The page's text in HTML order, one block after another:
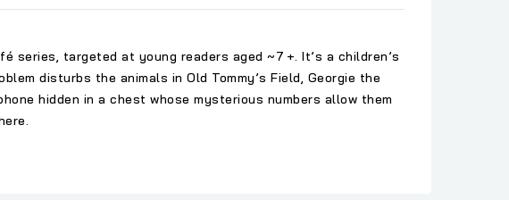
series, targeted at young readers aged ~7 +. It’s a children’s
disturbs the animals in Old Tommy’s Field, Georgie the
hidden in a chest whose mysterious numbers allow them